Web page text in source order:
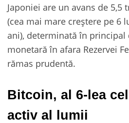
Japoniei are un avans de 5,5
(cea mai mare creștere pe 6
ani), determinată în principal
monetară în afara Rezervei
rămas prudentă.
Bitcoin, al 6-lea
activ al lumii